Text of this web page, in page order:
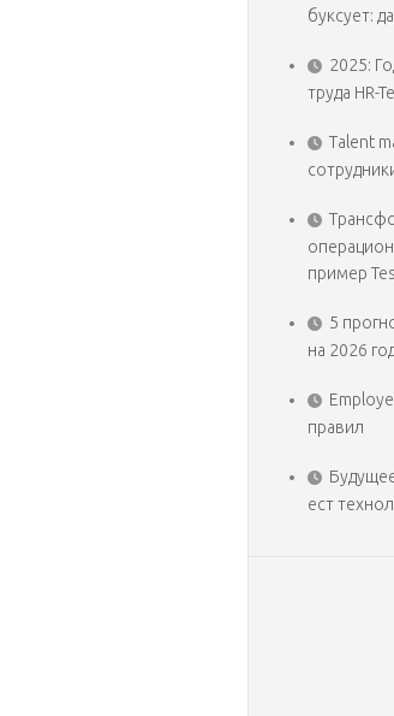
буксует:
2025:
труда HR-
Talent
пример
5
на 2026
правил
ест